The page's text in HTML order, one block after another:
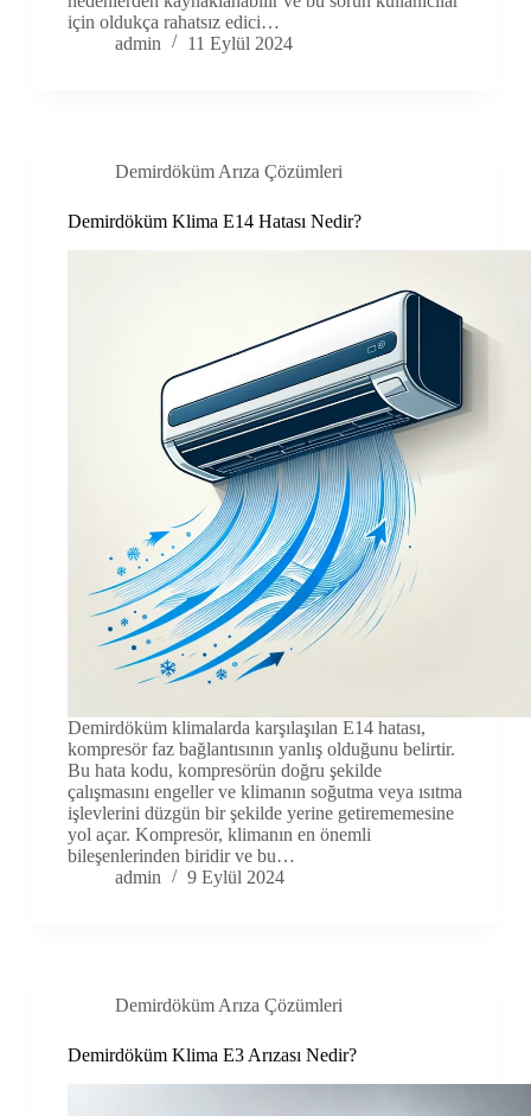
için oldukça rahatsız edici…
admin
11 Eylül 2024
Demirdöküm Arıza Çözümleri
Demirdöküm Klima E14 Hatası Nedir?
Demirdöküm klimalarda karşılaşılan E14 hatası,
kompresör faz bağlantısının yanlış olduğunu belirtir.
Bu hata kodu, kompresörün doğru şekilde
çalışmasını engeller ve klimanın soğutma veya ısıtma
işlevlerini düzgün bir şekilde yerine getirememesine
yol açar. Kompresör, klimanın en önemli
bileşenlerinden biridir ve bu…
admin
9 Eylül 2024
Demirdöküm Arıza Çözümleri
Demirdöküm Klima E3 Arızası Nedir?